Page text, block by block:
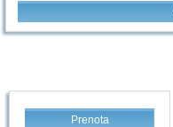
Prenota